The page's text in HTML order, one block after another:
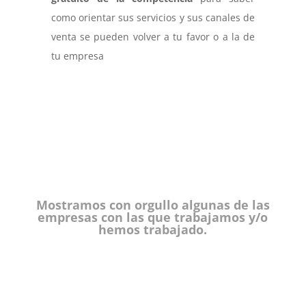
como orientar sus servicios y sus canales de
venta se pueden volver a tu favor o a la de
tu empresa
Mostramos con orgullo algunas de las
empresas con las que trabajamos y/o
hemos trabajado.